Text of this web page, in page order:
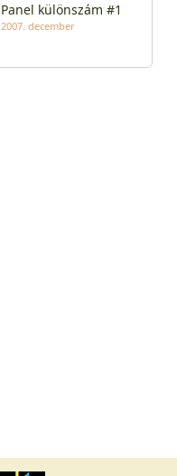
Panel különszám #1
2007. december